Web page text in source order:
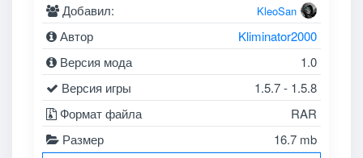
Добавил: KleoSan
Автор
Kliminator2000
Версия мода
1.0
Версия игры
1.5.7 - 1.5.8
Формат файла
RAR
Размер
16.7 mb